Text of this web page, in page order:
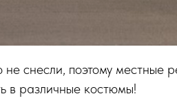
не снесли, поэтому местные
в различные костюмы!